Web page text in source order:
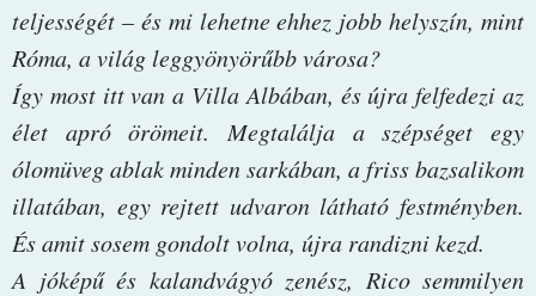
teljességét – és mi lehetne ehhez jobb helyszín, mint
Róma, a világ leggyönyörűbb városa?
Így most itt van a Villa Albában, és újra felfedezi az
élet apró örömeit. Megtalálja a szépséget egy
ólomüveg ablak minden sarkában, a friss bazsalikom
illatában, egy rejtett udvaron látható festményben.
És amit sosem gondolt volna, újra randizni kezd.
A jóképű és kalandvágyó zenész, Rico semmilyen